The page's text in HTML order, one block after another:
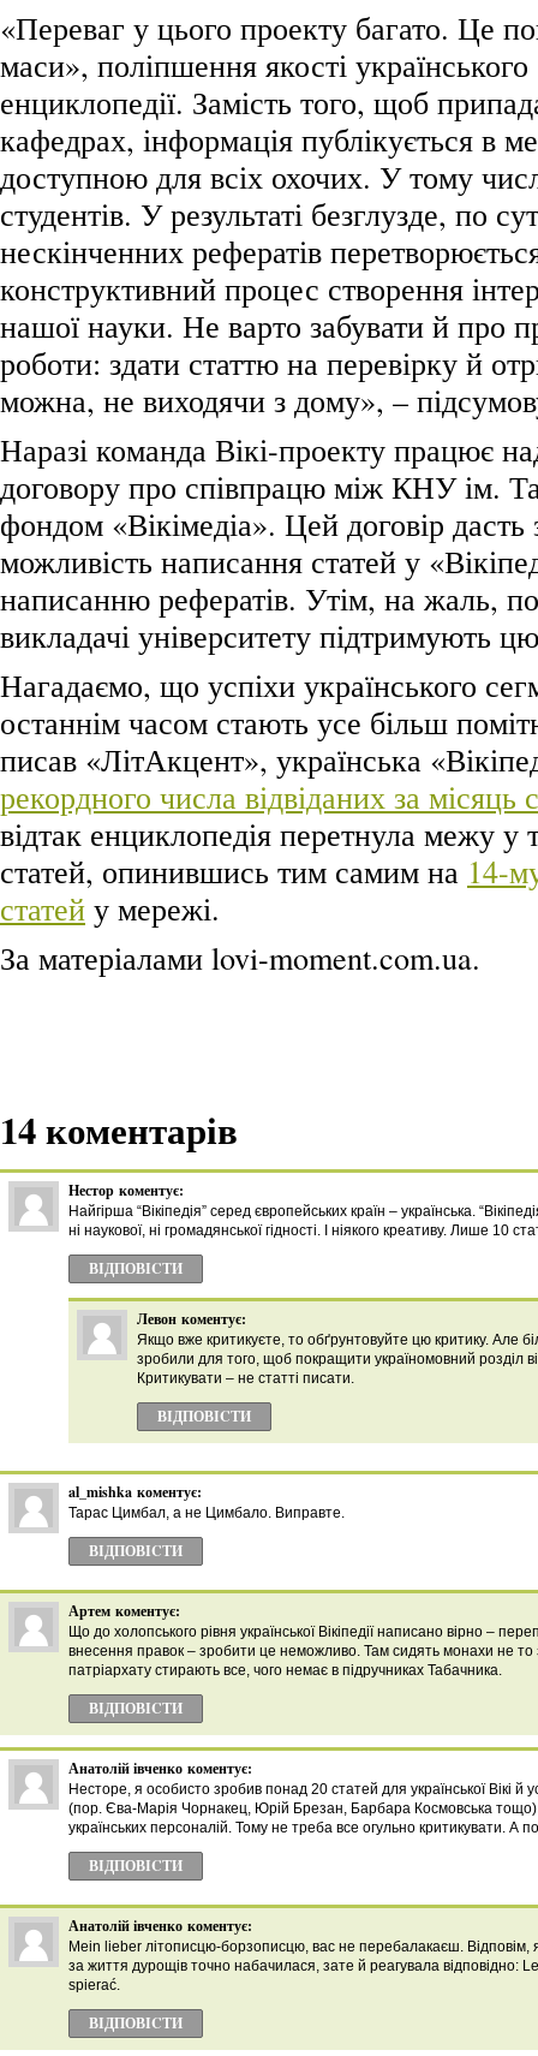
«Переваг у цього проекту багато. Це
маси», поліпшення якості
енциклопедії. Замість того, щоб
кафедрах, інформація публікується в
доступною для всіх охочих. У тому
студентів. У результаті безглузде, по
нескінченних рефератів
конструктивний процес створення
нашої науки. Не варто забувати й про
роботи: здати статтю на перевірку й
можна, не виходячи з дому», –
Наразі команда Вікі-проекту працює
договору про співпрацю між КНУ ім.
фондом «Вікімедіа». Цей договір
можливість написання статей у
написанню рефератів. Утім, на жаль,
викладачі університету підтримують
Нагадаємо, що успіхи українського
останнім часом стають усе більш
писав «ЛітАкцент», українська
рекордного числа відвіданих за місяць
відтак енциклопедія перетнула межу у
статей, опинившись тим самим на 14-
статей у мережі.
За матеріалами lovi-moment.com.ua.
14 коментарів
Нестор коментує:
Найгірша “Вікіпедія” серед європейських країн – українська.
ні наукової, ні громадянської гідності. І ніякого креативу. Лише 10
ВІДПОВІCТИ
Левон коментує:
Якщо вже критикуєте, то обґрунтовуйте цю критику. Але
зробили для того, щоб покращити україномовний розділ
Критикувати – не статті писати.
ВІДПОВІCТИ
al_mishka коментує:
Тарас Цимбал, а не Цимбало. Виправте.
ВІДПОВІCТИ
Артем коментує:
Що до холопського рівня української Вікіпедії написано вірно –
внесення правок – зробити це неможливо. Там сидять монахи не
патріархату стирають все, чого немає в підручниках Табачника.
ВІДПОВІCТИ
Анатолій івченко коментує:
Несторе, я особисто зробив понад 20 статей для української Вікі й
(пор. Єва-Марія Чорнакец, Юрій Брезан, Барбара Космовська
українських персоналій. Тому не треба все огульно критикувати. А
ВІДПОВІCТИ
Анатолій івченко коментує:
Mein lieber літописцю-борзописцю, вас не перебалакаєш.
за життя дурощів точно набачилася, зате й реагувала відповідно:
spierać.
ВІДПОВІCТИ